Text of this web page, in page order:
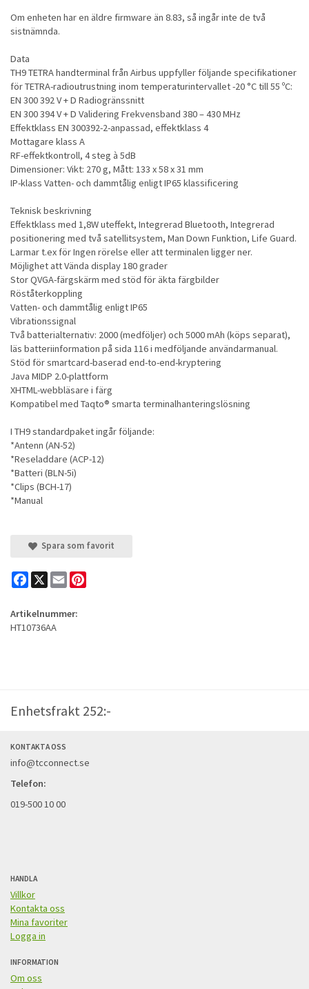
Om enheten har en äldre firmware än 8.83, så ingår inte de två
sistnämnda.
Data
TH9 TETRA handterminal från Airbus uppfyller följande specifikationer
för TETRA-radioutrustning inom temperaturintervallet -20 °C till 55 ºC:
EN 300 392 V + D Radiogränssnitt
EN 300 394 V + D Validering Frekvensband 380 – 430 MHz
Effektklass EN 300392-2-anpassad, effektklass 4
Mottagare klass A
RF-effektkontroll, 4 steg à 5dB
Dimensioner: Vikt: 270 g, Mått: 133 x 58 x 31 mm
IP-klass Vatten- och dammtålig enligt IP65 klassificering
Teknisk beskrivning
Effektklass med 1,8W uteffekt, Integrerad Bluetooth, Integrerad
positionering med två satellitsystem, Man Down Funktion, Life Guard.
Larmar t.ex för Ingen rörelse eller att terminalen ligger ner.
Möjlighet att Vända display 180 grader
Stor QVGA-färgskärm med stöd för äkta färgbilder
Röståterkoppling
Vatten- och dammtålig enligt IP65
Vibrationssignal
Två batterialternativ: 2000 (medföljer) och 5000 mAh (köps separat),
läs batteriinformation på sida 116 i medföljande användarmanual.
Stöd för smartcard-baserad end-to-end-kryptering
Java MIDP 2.0-plattform
XHTML-webbläsare i färg
Kompatibel med Taqto® smarta terminalhanteringslösning
I TH9 standardpaket ingår följande:
*Antenn (AN-52)
*Reseladdare (ACP-12)
*Batteri (BLN-5i)
*Clips (BCH-17)
*Manual
Spara som favorit
Facebook
X Email
Artikelnummer:
HT10736AA
Enhetsfrakt 252:-
KONTAKTA OSS
info@tcconnect.se
Telefon:
019-500 10 00
HANDLA
Villkor
Kontakta oss
Mina favoriter
Logga in
INFORMATION
Om oss